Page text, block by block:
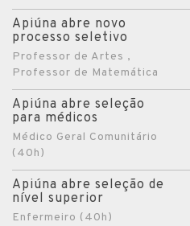
Apiúna abre novo
processo seletivo
Professor de Artes ,
Professor de Matemática
Apiúna abre seleção
para médicos
Médico Geral Comunitário
(40h)
Apiúna abre seleção de
nível superior
Enfermeiro (40h)